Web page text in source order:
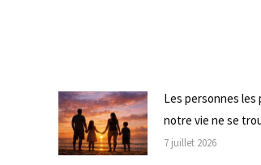
Les personnes
notre vie ne se
7 juillet 2026